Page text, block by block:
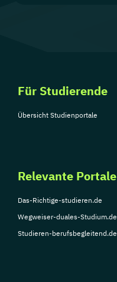
Für Studierende
Übersicht Studienportale
Relevante Portale
Das-Richtige-studieren.de
Wegweiser-duales-Studium.de
Studieren-berufsbegleitend.de